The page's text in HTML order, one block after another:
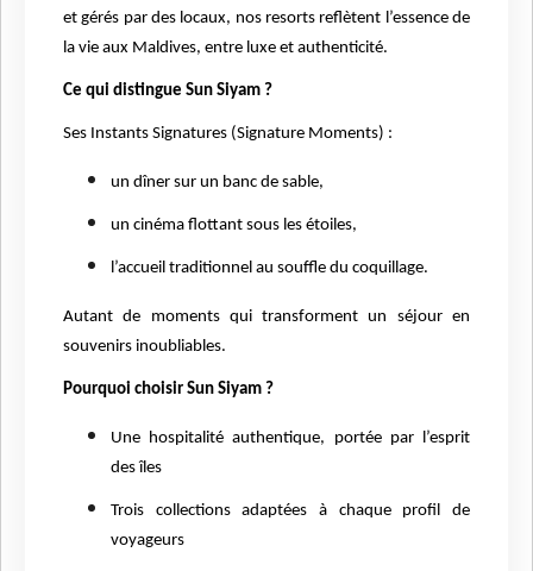
et gérés par des locaux, nos resorts reflètent l’essence de
la vie aux Maldives, entre luxe et authenticité.
Ce qui distingue Sun Siyam ?
Ses Instants Signatures (Signature Moments) :
un dîner sur un banc de sable,
un cinéma flottant sous les étoiles,
l’accueil traditionnel au souffle du coquillage.
Autant de moments qui transforment un séjour en
souvenirs inoubliables.
Pourquoi choisir Sun Siyam ?
Une hospitalité authentique, portée par l’esprit
des îles
Trois collections adaptées à chaque profil de
voyageurs